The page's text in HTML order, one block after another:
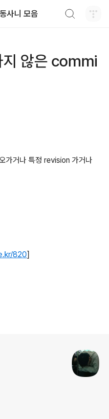
사니 모음
않은 commi
가거나 특정 revision 가거나
820]